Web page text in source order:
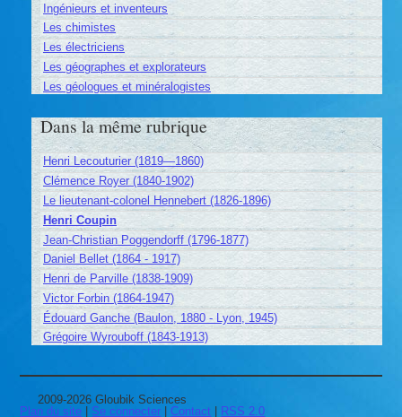
Ingénieurs et inventeurs
Les chimistes
Les électriciens
Les géographes et explorateurs
Les géologues et minéralogistes
Dans la même rubrique
Henri Lecouturier (1819—1860)
Clémence Royer (1840-1902)
Le lieutenant-colonel Hennebert (1826-1896)
Henri Coupin
Jean-Christian Poggendorff (1796-1877)
Daniel Bellet (1864 - 1917)
Henri de Parville (1838-1909)
Victor Forbin (1864-1947)
Édouard Ganche (Baulon, 1880 - Lyon, 1945)
Grégoire Wyrouboff (1843-1913)
2009-2026 Gloubik Sciences
Plan du site
Se connecter Contact RSS 2.0